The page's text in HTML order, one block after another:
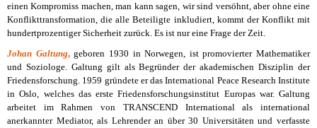
einen Kompromiss machen, man kann sagen, wir sind versöhnt, aber ohne eine
Konflikttransformation, die alle Beteiligte inkludiert, kommt der Konflikt mit
hundertprozentiger Sicherheit zurück. Es ist nur eine Frage der Zeit.
Johan Galtung,geboren 1930 in Norwegen, ist promovierter Mathematiker
und Soziologe. Galtung gilt als Begründer der akademischen Disziplin der
Friedensforschung. 1959 gründete er das International Peace Research Institute
in Oslo, welches das erste Friedensforschungsinstitut Europas war. Galtung
arbeitet im Rahmen von TRANSCEND International als international
anerkannter Mediator, als Lehrender an über 30 Universitäten und verfasste